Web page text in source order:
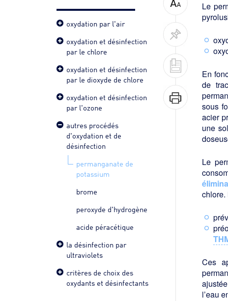
oxydation par l'air
oxydation et désinfection
par le chlore
oxydation et désinfection
par le dioxyde de chlore
oxydation et désinfection
par l'ozone
autres procédés
d'oxydation et de
désinfection
permanganate de
potassium
brome
peroxyde d'hydrogène
acide péracétique
la désinfection par
ultraviolets
critères de choix des
oxydants et désinfectants
Le
En
de
sous
acier
une
Le
chlore.
Ces
l’eau